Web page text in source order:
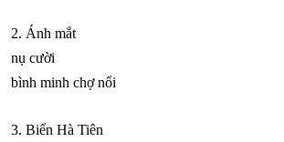
2. Ánh mắt
nụ cười
bình minh chợ nổi
3. Biển Hà Tiên